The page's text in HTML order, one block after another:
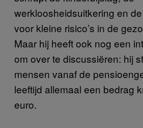
werkloosheidsuitkering en
voor kleine risico’s in de
Maar hij heeft ook nog een
om over te discussiëren: hij
mensen vanaf de
leeftijd allemaal een bedrag
euro.